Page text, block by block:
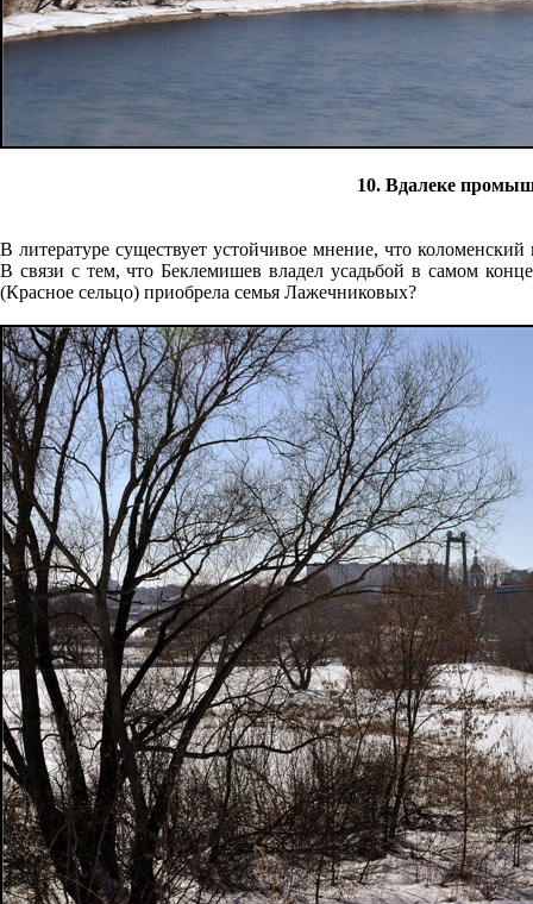
10. Вдалеке
В литературе существует устойчивое мнение, что
В связи с тем, что Беклемишев владел усадьбой в самом
(Красное сельцо) приобрела семья Лажечниковых?